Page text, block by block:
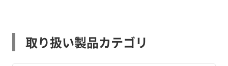
取り扱い製品カテゴリ